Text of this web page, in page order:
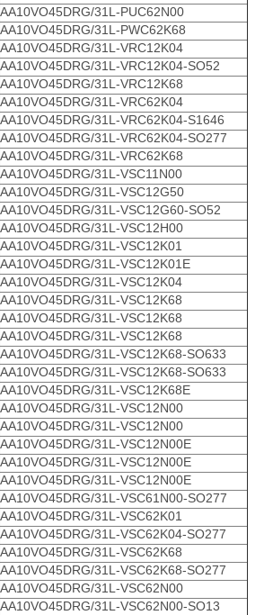
AA10VO45DRG/31L-PUC62N00
AA10VO45DRG/31L-PWC62K68
AA10VO45DRG/31L-VRC12K04
AA10VO45DRG/31L-VRC12K04-SO52
AA10VO45DRG/31L-VRC12K68
AA10VO45DRG/31L-VRC62K04
AA10VO45DRG/31L-VRC62K04-S1646
AA10VO45DRG/31L-VRC62K04-SO277
AA10VO45DRG/31L-VRC62K68
AA10VO45DRG/31L-VSC11N00
AA10VO45DRG/31L-VSC12G50
AA10VO45DRG/31L-VSC12G60-SO52
AA10VO45DRG/31L-VSC12H00
AA10VO45DRG/31L-VSC12K01
AA10VO45DRG/31L-VSC12K01E
AA10VO45DRG/31L-VSC12K04
AA10VO45DRG/31L-VSC12K68
AA10VO45DRG/31L-VSC12K68
AA10VO45DRG/31L-VSC12K68
AA10VO45DRG/31L-VSC12K68-SO633
AA10VO45DRG/31L-VSC12K68-SO633
AA10VO45DRG/31L-VSC12K68E
AA10VO45DRG/31L-VSC12N00
AA10VO45DRG/31L-VSC12N00
AA10VO45DRG/31L-VSC12N00E
AA10VO45DRG/31L-VSC12N00E
AA10VO45DRG/31L-VSC12N00E
AA10VO45DRG/31L-VSC61N00-SO277
AA10VO45DRG/31L-VSC62K01
AA10VO45DRG/31L-VSC62K04-SO277
AA10VO45DRG/31L-VSC62K68
AA10VO45DRG/31L-VSC62K68-SO277
AA10VO45DRG/31L-VSC62N00
AA10VO45DRG/31L-VSC62N00-SO13